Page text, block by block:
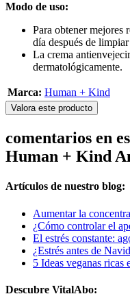
Modo de uso:
Para obtener mejores
día después de
La crema
dermatológicamente.
Marca: Human + Kind
Valora este producto
comentarios en
Human + Kind
Artículos de nuestro blog:
Aumentar la
¿Cómo controlar el
El estrés constante:
¿Estrés antes de
5 Ideas veganas ricas
Descubre VitalAbo: